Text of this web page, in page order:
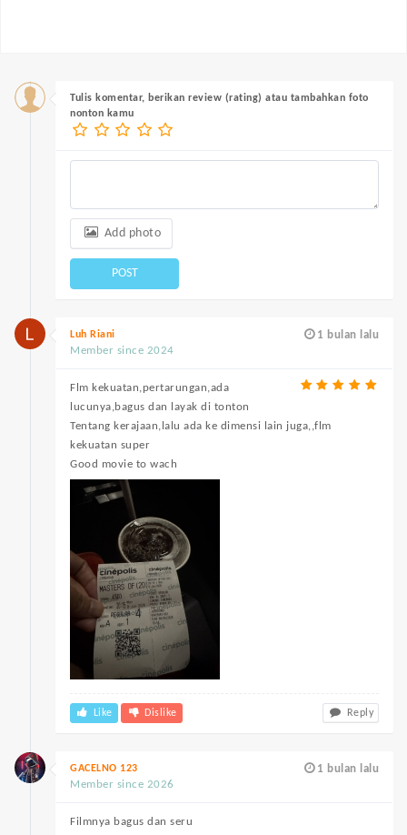
Tulis komentar, berikan review (rating) atau tambahkan foto
nonton kamu
Add photo
POST
1 bulan lalu
Luh Riani
Member since 2024
Flm kekuatan,pertarungan,ada
lucunya,bagus dan layak di tonton
Tentang kerajaan,lalu ada ke dimensi lain juga,,flm
kekuatan super
Good movie to wach
Like Dislike Reply
1 bulan lalu
GACELNO 123
Member since 2026
Filmnya bagus dan seru